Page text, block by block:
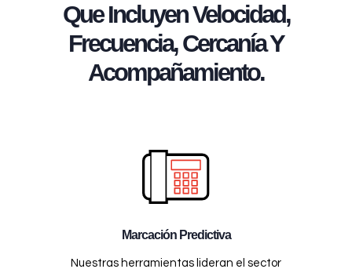
Que Incluyen Velocidad,
Frecuencia, Cercanía Y
Acompañamiento.
Marcación Predictiva
Nuestras herramientas lideran el sector